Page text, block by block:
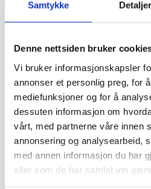
Samtykke Detaljer
Denne nettsiden bruker
Vi bruker informasjonskapsler
annonser et personlig preg, for
mediefunksjoner og for å
dessuten informasjon om
vårt, med partnerne våre innen
annonsering og analysearbeid,
med annen informasjon du har
eller som de har samlet inn
knutetetthet spiller en stor rolle
verdi, og godt vedlikeholdte
Vedlikehold og
For å bevare et orientalsk
kreves riktig vedlikehold.
beskyttelse mot direkte sollys
til å forlenge levetiden.